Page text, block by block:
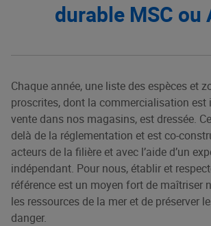
durable MSC ou
Chaque année, une liste des espèces et
proscrites, dont la commercialisation est
vente dans nos magasins, est dressée.
delà de la réglementation et est co-
acteurs de la filière et avec l’aide d’un
indépendant. Pour nous, établir et
référence est un moyen fort de maîtriser
les ressources de la mer et de préserver
danger.